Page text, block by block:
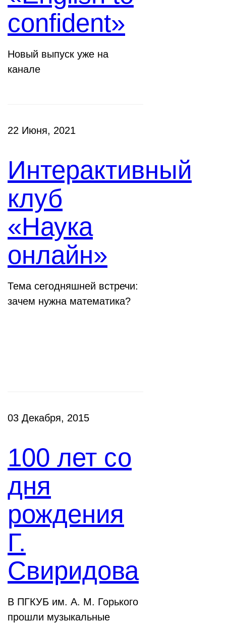
confident»
Новый выпуск уже на
канале
22 Июня, 2021
Интерактивный
клуб
«Наука
онлайн»
Тема сегодняшней встречи:
зачем нужна математика?
03 Декабря, 2015
100 лет со
дня
рождения
Г.
Свиридова
В ПГКУБ им. А. М. Горького
прошли музыкальные